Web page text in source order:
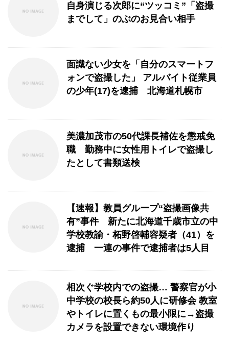
自身演じる次郎に“ツッコミ”「盗撮
までして」のぶのお見合い相手
面識ない少女を「自分のスマートフ
ォンで盗撮した」 アルバイト従業員
の少年(17)を逮捕 北海道札幌市
美濃加茂市の50代課長補佐を懲戒免
職 勤務中に女性用トイレで盗撮し
たとして書類送検
【速報】教員グループ“盗撮画像共
有”事件 新たに北海道千歳市立の中
学校教諭・柘野啓輔容疑者（41）を
逮捕 一連の事件で逮捕者は5人目
相次ぐ学校内での盗撮… 警察官が小
中学校の校長ら約50人に研修会 教室
やトイレに置くもの最小限に→盗撮
カメラを設置できない環境作り